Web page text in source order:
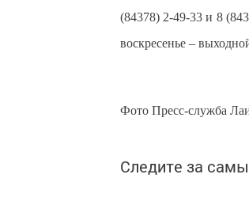
(84378) 2-49-33 и 8
воскресенье –
Фото Пресс-служба
Следите за